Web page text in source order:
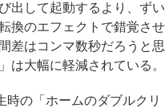
出して起動するより、ずい
換のエフェクトで錯覚させ
差はコンマ数秒だろうと思
は大幅に軽減されている。
の「ホームのダブルクリ